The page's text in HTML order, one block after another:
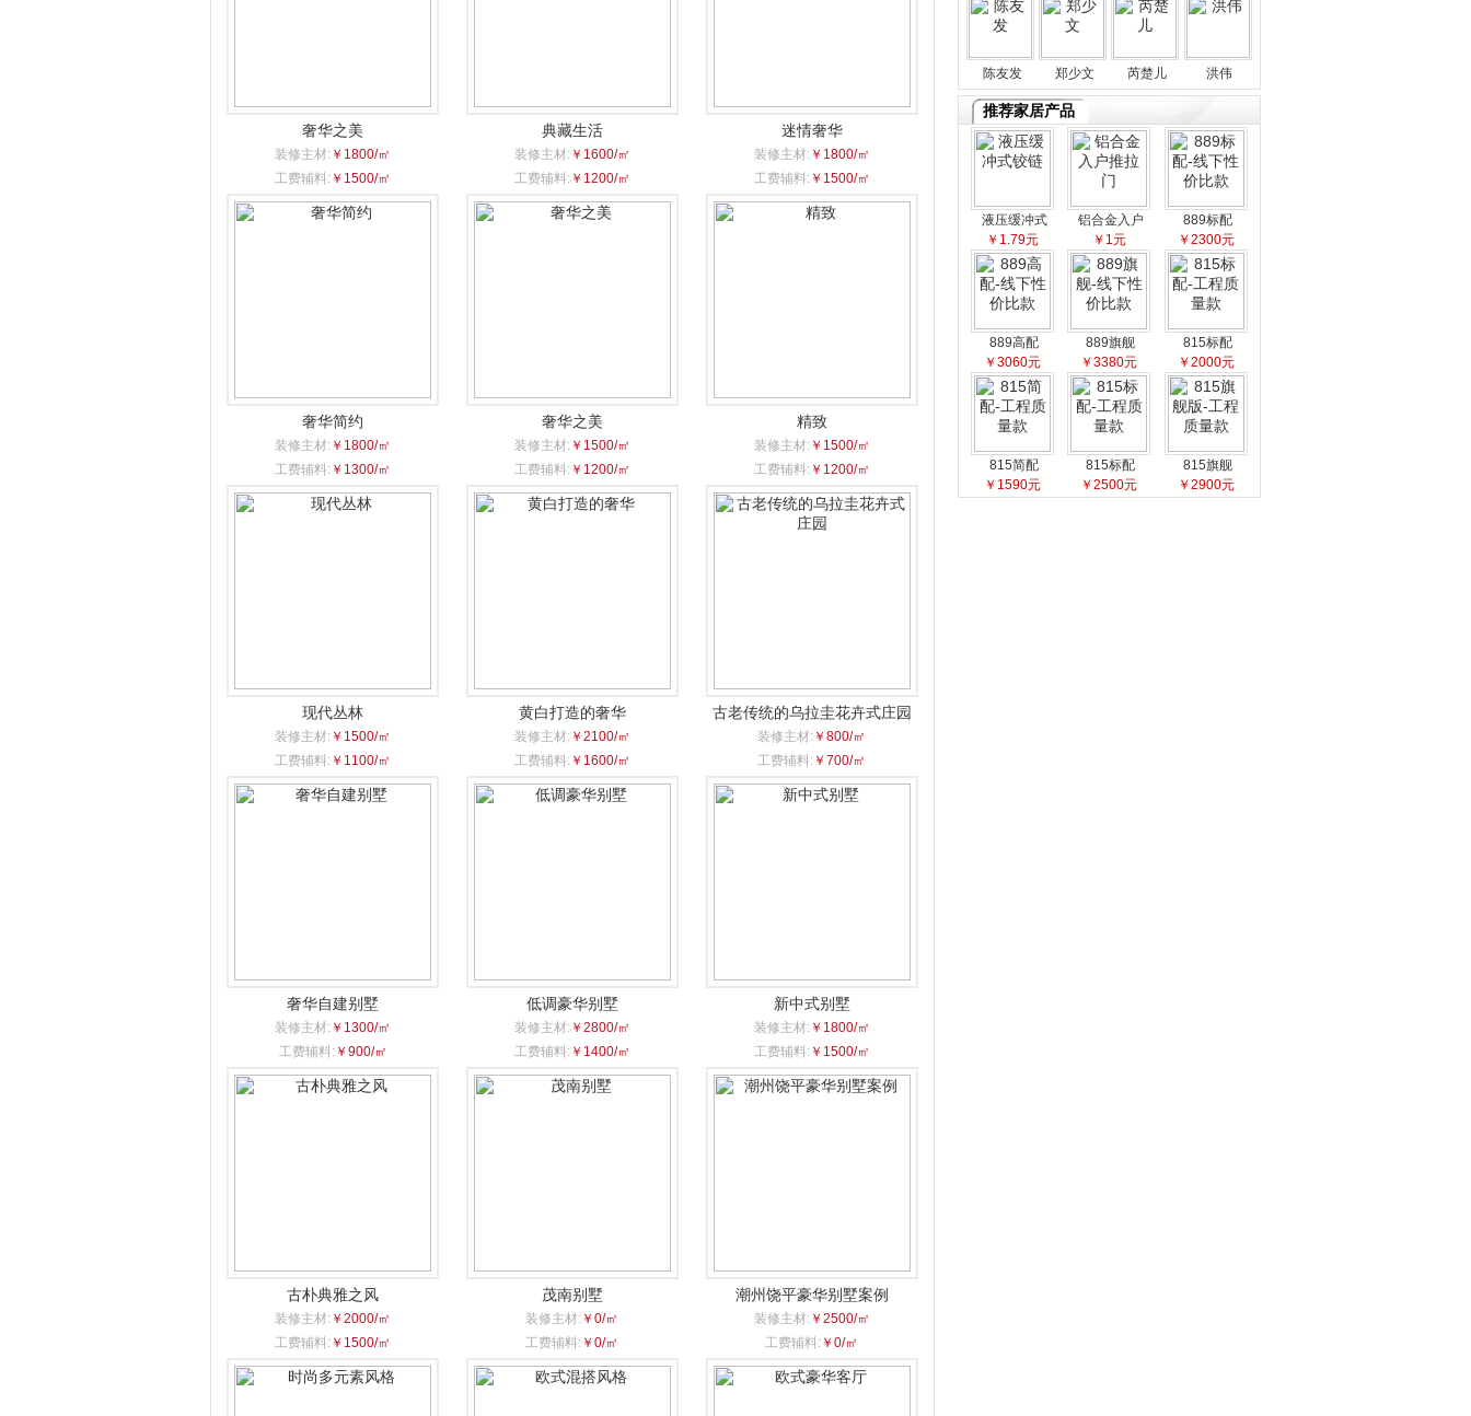
奢华之美
装修主材: ￥1800/㎡
工费辅料: ￥1500/㎡
典藏生活
装修主材: ￥1600/㎡
工费辅料: ￥1200/㎡
迷情奢华
装修主材: ￥1800/㎡
工费辅料: ￥1500/㎡
奢华简约
装修主材: ￥1800/㎡
工费辅料: ￥1300/㎡
奢华之美
装修主材: ￥1500/㎡
工费辅料: ￥1200/㎡
精致
装修主材: ￥1500/㎡
工费辅料: ￥1200/㎡
现代丛林
装修主材: ￥1500/㎡
工费辅料: ￥1100/㎡
黄白打造的奢华
装修主材: ￥2100/㎡
工费辅料: ￥1600/㎡
古老传统的乌拉圭花卉式庄园
装修主材: ￥800/㎡
工费辅料: ￥700/㎡
奢华自建别墅
装修主材: ￥1300/㎡
工费辅料: ￥900/㎡
低调豪华别墅
装修主材: ￥2800/㎡
工费辅料: ￥1400/㎡
新中式别墅
装修主材: ￥1800/㎡
工费辅料: ￥1500/㎡
古朴典雅之风
装修主材: ￥2000/㎡
工费辅料: ￥1500/㎡
茂南别墅
装修主材: ￥0/㎡
工费辅料: ￥0/㎡
潮州饶平豪华别墅案例
装修主材: ￥2500/㎡
工费辅料: ￥0/㎡
陈友发 郑少文 芮楚儿 洪伟
推荐家居产品
液压缓冲式
￥1.79元
铝合金入户
￥1元
889标配
￥2300元
889高配
￥3060元
889旗舰
￥3380元
815标配
￥2000元
815简配
￥1590元
815标配
￥2500元
815旗舰
￥2900元